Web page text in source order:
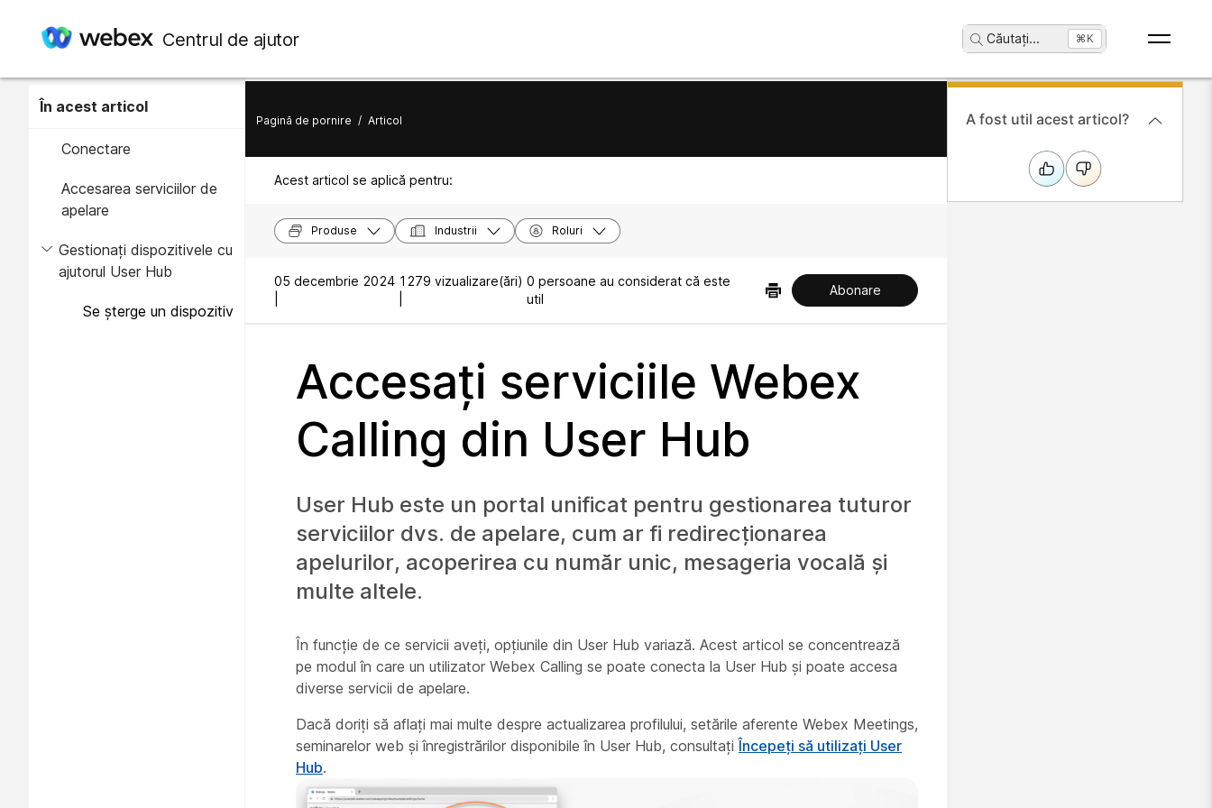
Centrul de ajutor Căutați... ⌘K
În acest articol
Conectare
Accesarea serviciilor de
apelare
Gestionați dispozitivele cu
ajutorul User Hub
Se șterge un dispozitiv
Pagină de pornire / Articol
Acest articol se aplică pentru:
Produse Industrii Roluri
05 decembrie 2024 1279 vizualizare(ări) 0 persoane au considerat că este
util
Abonare
Accesați serviciile Webex
Calling din User Hub
User Hub este un portal unificat pentru gestionarea tuturor
serviciilor dvs. de apelare, cum ar fi redirecționarea
apelurilor, acoperirea cu număr unic, mesageria vocală și
multe altele.
În funcție de ce servicii aveți, opțiunile din User Hub variază. Acest articol se concentrează
pe modul în care un utilizator Webex Calling se poate conecta la User Hub și poate accesa
diverse servicii de apelare.
Dacă doriți să aflați mai multe despre actualizarea profilului, setările aferente Webex Meetings,
seminarelor web și înregistrărilor disponibile în User Hub, consultați Începeți să utilizați User
Hub.
A fost util acest articol?